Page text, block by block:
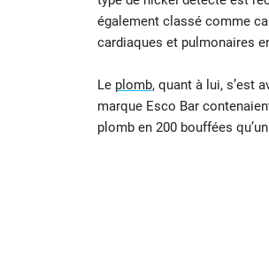
également classé comme
cardiaques et pulmonaires
Le plomb, quant à lui, s’est
marque Esco Bar
plomb en 200 bouffées